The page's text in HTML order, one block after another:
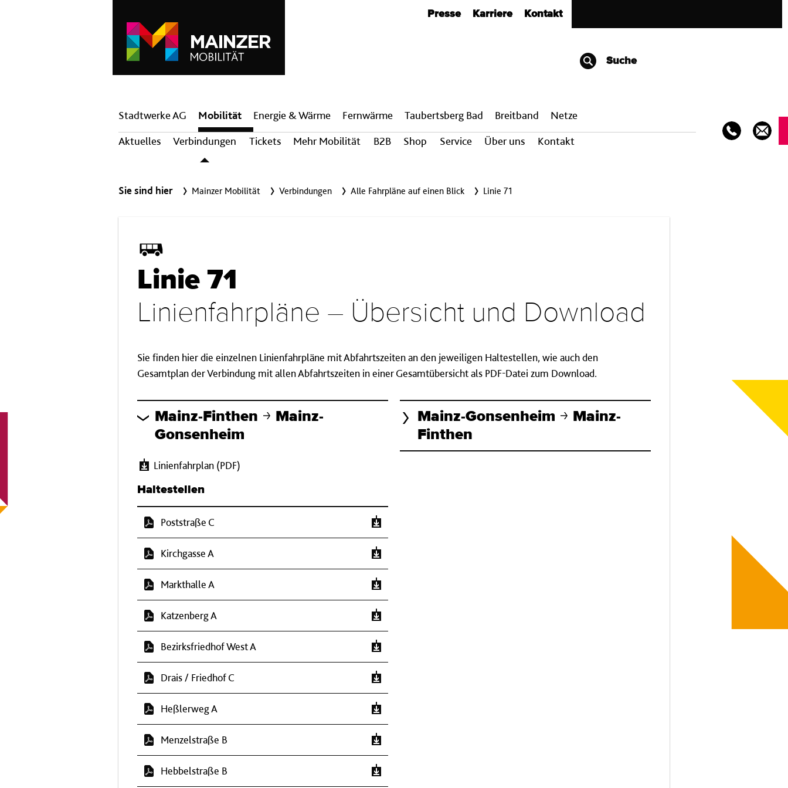
Presse Karriere Kontakt
Suche
Hauptnavigation
Stadtwerke AG
Mobilität
Aktuelles
Verbindungen Tickets Mehr Mobilität B2B Shop Service Über uns Kontakt
Energie & Wärme Fern­wärme Taubertsberg Bad Breit­band Netze
Sie sind hier Mainzer Mobilität Verbindungen Alle Fahrpläne auf einen Blick Linie 71
Bus
Linie 71
Linienfahrpläne – Übersicht und Download
Sie finden hier die einzelnen Linienfahrpläne mit Abfahrtszeiten an den jeweiligen Haltestellen, wie auch den
Gesamtplan der Verbindung mit allen Abfahrtszeiten in einer Gesamtübersicht als PDF-Datei zum Download.
Mainz-Finthen
Mainz-
Gonsenheim
Linienfahrplan (PDF)
Haltestellen
Poststraße C
Kirchgasse A
Markthalle A
Katzenberg A
Bezirksfriedhof West A
Drais / Friedhof C
Heßlerweg A
Menzelstraße B
Hebbelstraße B
Mainz-Gonsenheim
Mainz-
Finthen